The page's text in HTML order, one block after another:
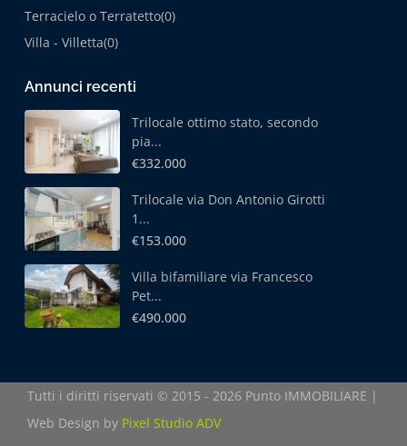
Terracielo o Terratetto(0)
Villa - Villetta(0)
Annunci recenti
Trilocale ottimo stato, secondo
pia...
€332.000
Trilocale via Don Antonio Girotti
1...
€153.000
Villa bifamiliare via Francesco
Pet...
€490.000
Tutti i diritti riservati © 2015 - 2026 Punto IMMOBILIARE |
Web Design by Pixel Studio ADV